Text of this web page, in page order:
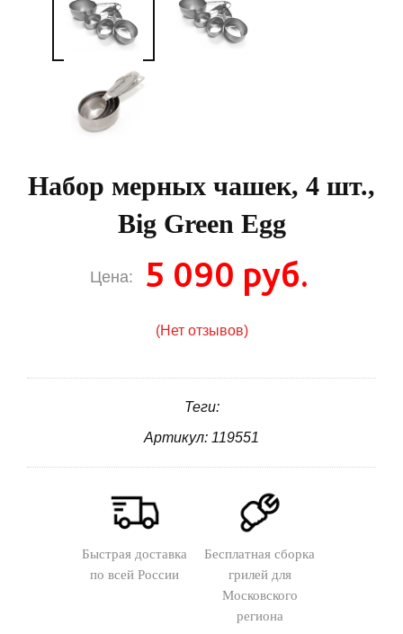
Набор мерных чашек, 4 шт.,
Big Green Egg
Цена: 5 090 руб.
(Нет отзывов)
Теги:
Артикул: 119551
Быстрая доставка
по всей России
Бесплатная сборка
грилей для
Московского
региона